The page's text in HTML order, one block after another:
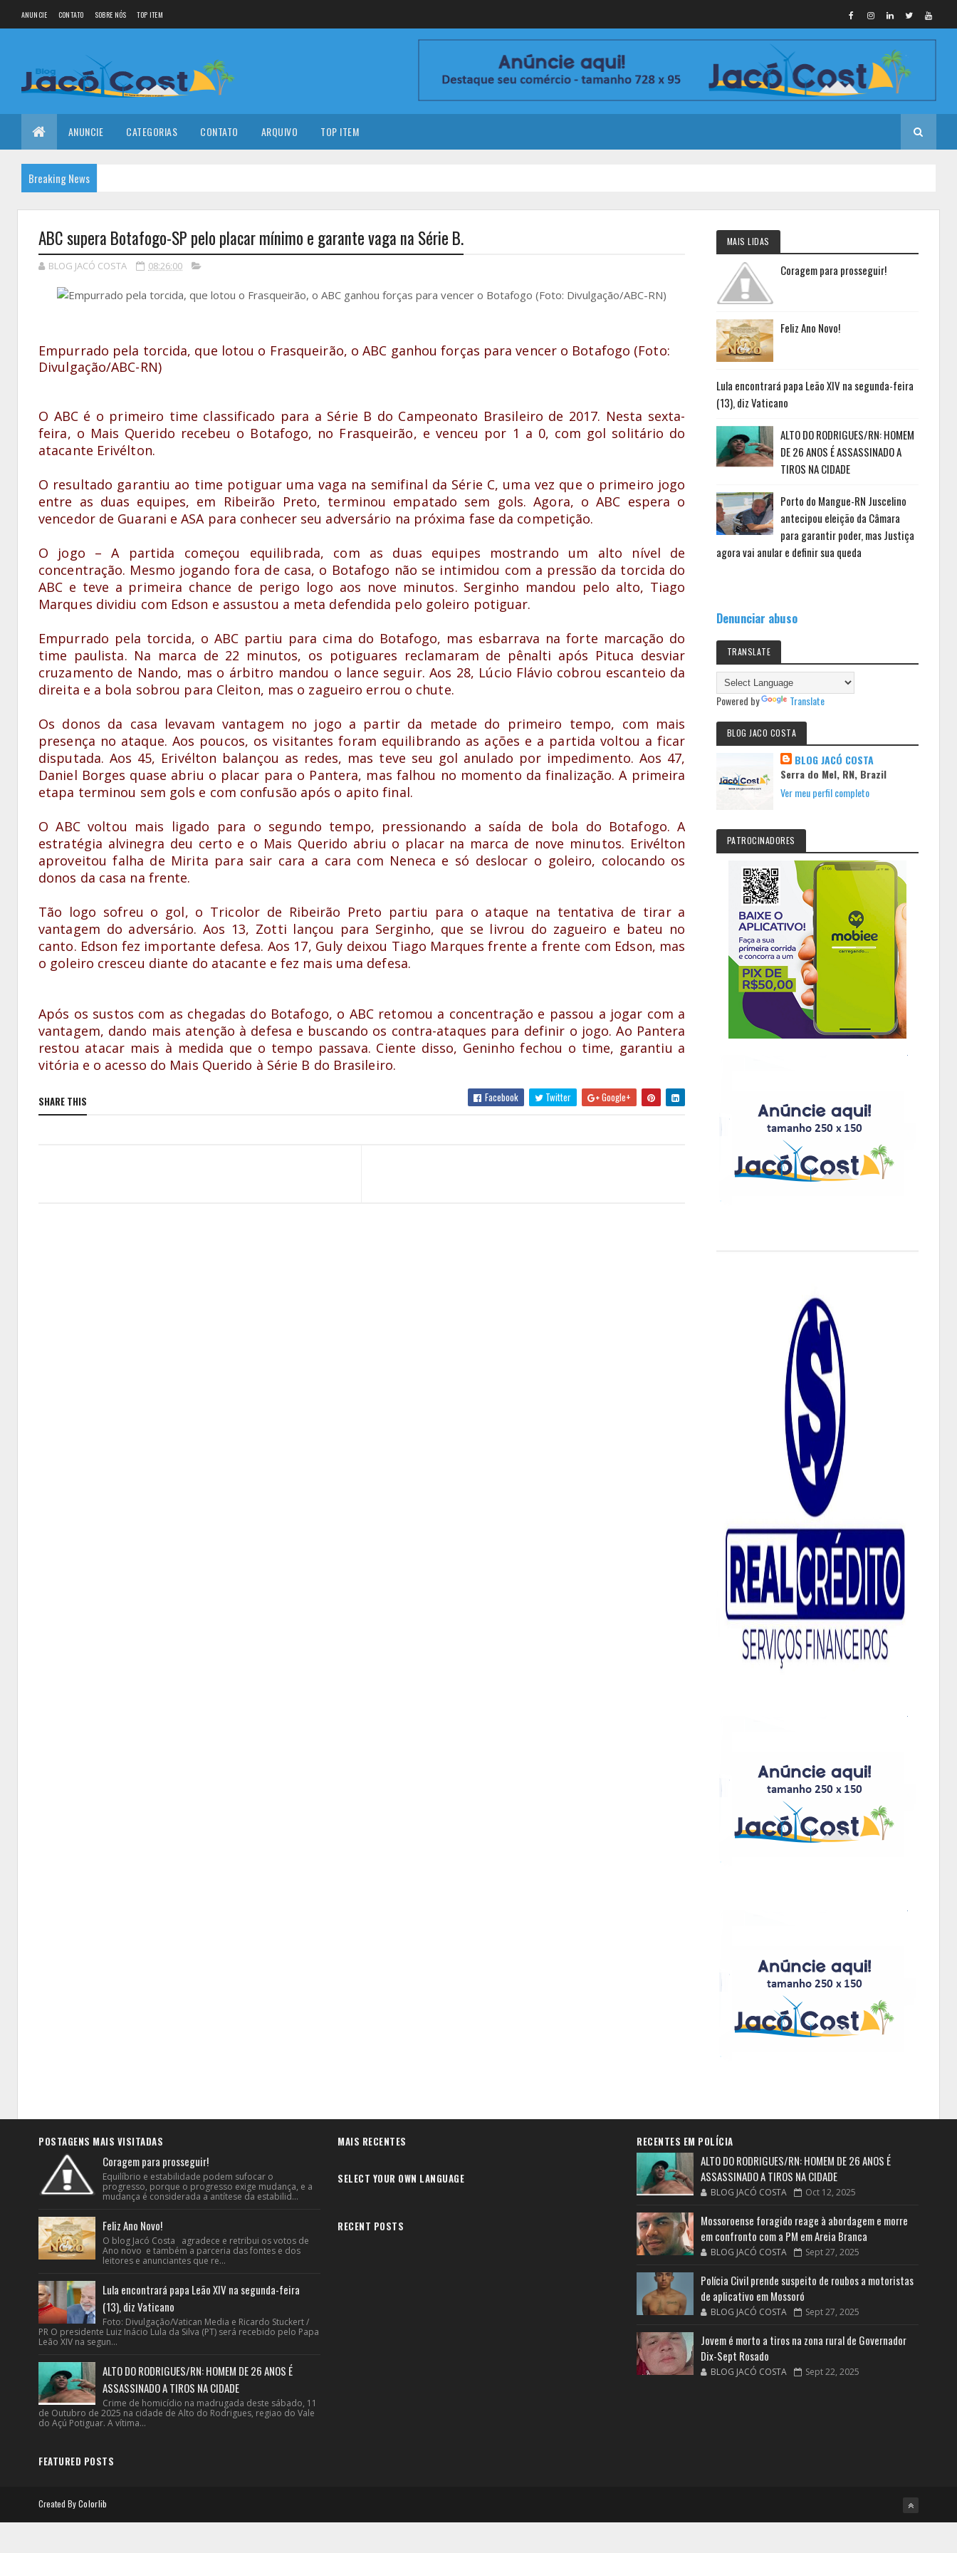
ANUNCIE CONTATO SOBRE NÓS TOP ITEM
ANUNCIE CATEGORIAS CONTATO ARQUIVO TOP ITEM
Breaking News
ABC supera Botafogo-SP pelo placar mínimo e garante vaga na Série B.
BLOG JACÓ COSTA 08:26:00
Empurrado pela torcida, que lotou o Frasqueirão, o ABC ganhou forças para vencer o Botafogo (Foto:
Divulgação/ABC-RN)
O ABC é o primeiro time classificado para a Série B do Campeonato Brasileiro de 2017. Nesta sexta-
feira, o Mais Querido recebeu o Botafogo, no Frasqueirão, e venceu por 1 a 0, com gol solitário do
atacante Erivélton.
O resultado garantiu ao time potiguar uma vaga na semifinal da Série C, uma vez que o primeiro jogo
entre as duas equipes, em Ribeirão Preto, terminou empatado sem gols. Agora, o ABC espera o
vencedor de Guarani e ASA para conhecer seu adversário na próxima fase da competição.
O jogo – A partida começou equilibrada, com as duas equipes mostrando um alto nível de
concentração. Mesmo jogando fora de casa, o Botafogo não se intimidou com a pressão da torcida do
ABC e teve a primeira chance de perigo logo aos nove minutos. Serginho mandou pelo alto, Tiago
Marques dividiu com Edson e assustou a meta defendida pelo goleiro potiguar.
Empurrado pela torcida, o ABC partiu para cima do Botafogo, mas esbarrava na forte marcação do
time paulista. Na marca de 22 minutos, os potiguares reclamaram de pênalti após Pituca desviar
cruzamento de Nando, mas o árbitro mandou o lance seguir. Aos 28, Lúcio Flávio cobrou escanteio da
direita e a bola sobrou para Cleiton, mas o zagueiro errou o chute.
Os donos da casa levavam vantagem no jogo a partir da metade do primeiro tempo, com mais
presença no ataque. Aos poucos, os visitantes foram equilibrando as ações e a partida voltou a ficar
disputada. Aos 45, Erivélton balançou as redes, mas teve seu gol anulado por impedimento. Aos 47,
Daniel Borges quase abriu o placar para o Pantera, mas falhou no momento da finalização. A primeira
etapa terminou sem gols e com confusão após o apito final.
O ABC voltou mais ligado para o segundo tempo, pressionando a saída de bola do Botafogo. A
estratégia alvinegra deu certo e o Mais Querido abriu o placar na marca de nove minutos. Erivélton
aproveitou falha de Mirita para sair cara a cara com Neneca e só deslocar o goleiro, colocando os
donos da casa na frente.
Tão logo sofreu o gol, o Tricolor de Ribeirão Preto partiu para o ataque na tentativa de tirar a
vantagem do adversário. Aos 13, Zotti lançou para Serginho, que se livrou do zagueiro e bateu no
canto. Edson fez importante defesa. Aos 17, Guly deixou Tiago Marques frente a frente com Edson, mas
o goleiro cresceu diante do atacante e fez mais uma defesa.
Após os sustos com as chegadas do Botafogo, o ABC retomou a concentração e passou a jogar com a
vantagem, dando mais atenção à defesa e buscando os contra-ataques para definir o jogo. Ao Pantera
restou atacar mais à medida que o tempo passava. Ciente disso, Geninho fechou o time, garantiu a
vitória e o acesso do Mais Querido à Série B do Brasileiro.
SHARE THIS Facebook Twitter Google+
MAIS LIDAS
Coragem para prosseguir!
Feliz Ano Novo!
Lula encontrará papa Leão XIV na segunda-feira
(13), diz Vaticano
ALTO DO RODRIGUES/RN: HOMEM
DE 26 ANOS É ASSASSINADO A
TIROS NA CIDADE
Porto do Mangue-RN Juscelino
antecipou eleição da Câmara
para garantir poder, mas Justiça
agora vai anular e definir sua queda
Denunciar abuso
TRANSLATE
Powered by Translate
BLOG JACO COSTA
BLOG JACÓ COSTA
Serra do Mel, RN, Brazil
Ver meu perfil completo
PATROCINADORES
POSTAGENS MAIS VISITADAS
Coragem para prosseguir!
Equilíbrio e estabilidade podem sufocar o
progresso, porque o progresso exige mudança, e a
mudança é considerada a antítese da estabilid...
Feliz Ano Novo!
O blog Jacó Costa agradece e retribui os votos de
Ano novo e também a parceria das fontes e dos
leitores e anunciantes que re...
Lula encontrará papa Leão XIV na segunda-feira
(13), diz Vaticano
Foto: Divulgação/Vatican Media e Ricardo Stuckert /
PR O presidente Luiz Inácio Lula da Silva (PT) será recebido pelo Papa
Leão XIV na segun...
ALTO DO RODRIGUES/RN: HOMEM DE 26 ANOS É
ASSASSINADO A TIROS NA CIDADE
Crime de homicídio na madrugada deste sábado, 11
de Outubro de 2025 na cidade de Alto do Rodrigues, regiao do Vale
do Açú Potiguar. A vítima...
FEATURED POSTS
MAIS RECENTES
SELECT YOUR OWN LANGUAGE
RECENT POSTS
RECENTES EM POLÍCIA
ALTO DO RODRIGUES/RN: HOMEM DE 26 ANOS É
ASSASSINADO A TIROS NA CIDADE
BLOG JACÓ COSTA Oct 12, 2025
Mossoroense foragido reage à abordagem e morre
em confronto com a PM em Areia Branca
BLOG JACÓ COSTA Sept 27, 2025
Polícia Civil prende suspeito de roubos a motoristas
de aplicativo em Mossoró
BLOG JACÓ COSTA Sept 27, 2025
Jovem é morto a tiros na zona rural de Governador
Dix-Sept Rosado
BLOG JACÓ COSTA Sept 22, 2025
Created ByColorlib